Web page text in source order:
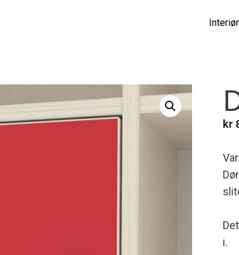
Interiør
kr
i.